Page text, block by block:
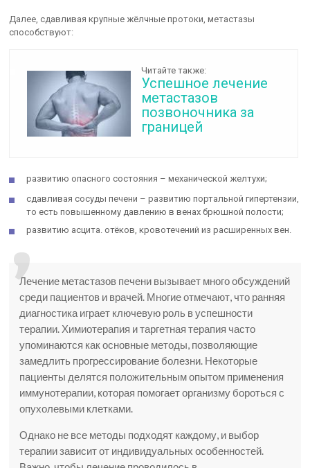
Далее, сдавливая крупные жёлчные протоки, метастазы
способствуют:
Читайте также:
Успешное лечение
метастазов
позвоночника за
границей
развитию опасного состояния – механической желтухи;
сдавливая сосуды печени – развитию портальной гипертензии,
то есть повышенному давлению в венах брюшной полости;
развитию асцита. отёков, кровотечений из расширенных вен.
Лечение метастазов печени вызывает много обсуждений
среди пациентов и врачей. Многие отмечают, что ранняя
диагностика играет ключевую роль в успешности
терапии. Химиотерапия и таргетная терапия часто
упоминаются как основные методы, позволяющие
замедлить прогрессирование болезни. Некоторые
пациенты делятся положительным опытом применения
иммунотерапии, которая помогает организму бороться с
опухолевыми клетками.
Однако не все методы подходят каждому, и выбор
терапии зависит от индивидуальных особенностей.